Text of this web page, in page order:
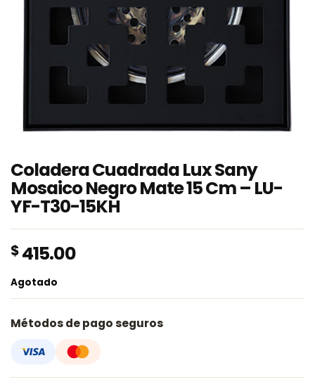
Coladera Cuadrada Lux Sany
Mosaico Negro Mate 15 Cm – LU-
YF-T30-15KH
$415.00
Agotado
Métodos de pago seguros